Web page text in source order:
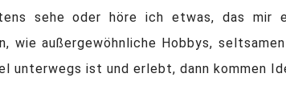
sehe oder höre ich etwas, das mir
wie außergewöhnliche Hobbys,
unterwegs ist und erlebt, dann kommen